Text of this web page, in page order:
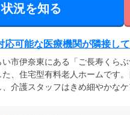
況を知る
可能な医療機関が隣接し
市伊奈東にある「ご長寿くら
、住宅型有料老人ホームです
、介護スタッフはきめ細やかな